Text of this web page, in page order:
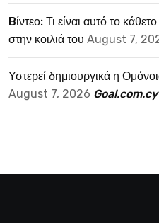
Bίντεο: Τι είναι αυτό το
στην κοιλιά του August 7,
Υστερεί δημιουργικά η
August 7, 2026 Goal.com.cy